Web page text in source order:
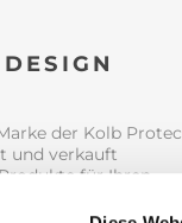
der Kolb
und verkauft
für Ihren